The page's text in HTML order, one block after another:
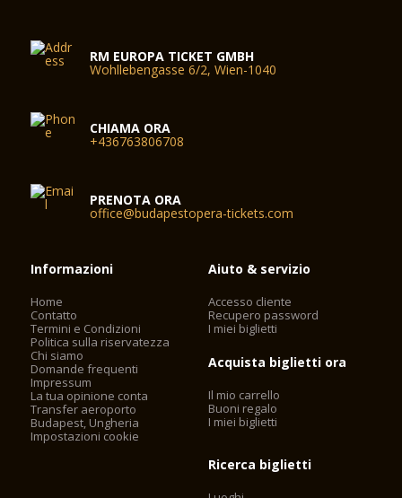
RM EUROPA TICKET GMBH
Wohllebengasse 6/2, Wien-1040
CHIAMA ORA
+436763806708
PRENOTA ORA
office@budapestopera-tickets.com
Informazioni
Home
Contatto
Termini e Condizioni
Politica sulla riservatezza
Chi siamo
Domande frequenti
Impressum
La tua opinione conta
Transfer aeroporto
Budapest, Ungheria
Impostazioni cookie
Aiuto & servizio
Accesso cliente
Recupero password
I miei biglietti
Acquista biglietti ora
Il mio carrello
Buoni regalo
I miei biglietti
Ricerca biglietti